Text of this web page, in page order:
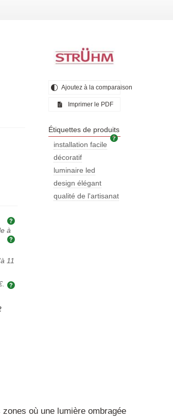
à
11
.
Ajoutez à la comparaison
Imprimer le PDF
Étiquettes de produits
Étiquettes de
installation facile
décoratif
luminaire led
design élégant
qualité de l'artisanat
où une lumière ombragée